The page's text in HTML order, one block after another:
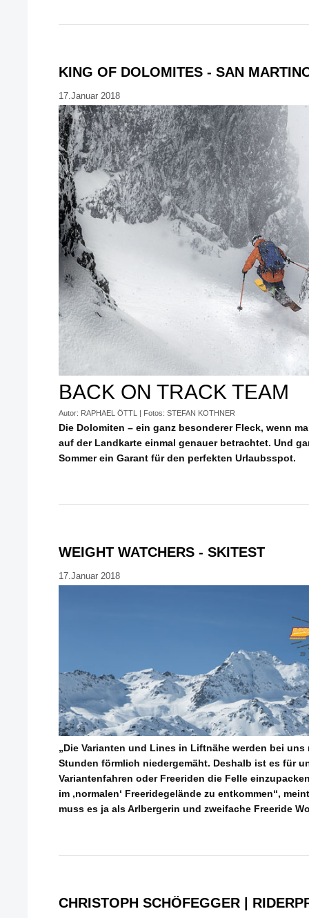
KING OF DOLOMITES - SAN
17.Januar 2018
BACK ON TRACK TEAM
Autor: RAPHAEL ÖTTL | Fotos: STEFAN KOTHNER
Die Dolomiten – ein ganz besonderer Fleck, wenn
auf der Landkarte einmal genauer betrachtet. Und
Sommer ein Garant für den perfekten Urlaubsspot.
WEIGHT WATCHERS - SKITEST
17.Januar 2018
„Die Varianten und Lines in Liftnähe werden bei
Stunden förmlich niedergemäht. Deshalb ist es für
Variantenfahren oder Freeriden die Felle
im ‚normalen‘ Freeridegelände zu entkommen“,
muss es ja als Arlbergerin und zweifache Freeride
CHRISTOPH SCHÖFEGGER |